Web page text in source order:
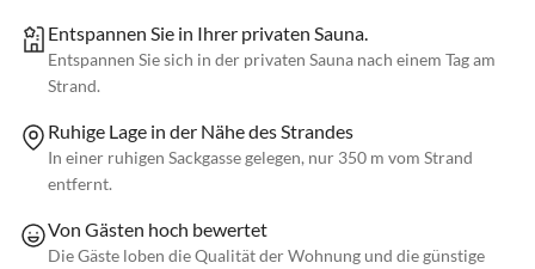
Entspannen Sie in Ihrer privaten Sauna.
Entspannen Sie sich in der privaten Sauna nach einem Tag am
Strand.
Ruhige Lage in der Nähe des Strandes
In einer ruhigen Sackgasse gelegen, nur 350 m vom Strand
entfernt.
Von Gästen hoch bewertet
Die Gäste loben die Qualität der Wohnung und die günstige